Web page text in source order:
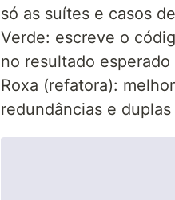
só as suítes e casos
Verde: escreve o
no resultado
Roxa (refatora):
redundâncias e